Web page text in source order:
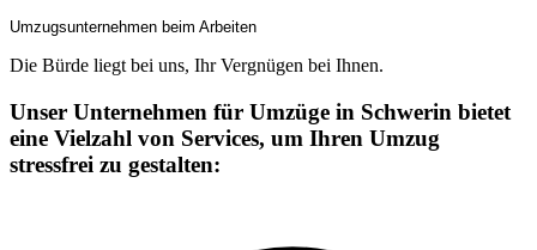
Umzugsunternehmen beim Arbeiten
Die Bürde liegt bei uns, Ihr Vergnügen bei Ihnen.
Unser Unternehmen für Umzüge in Schwerin bietet
eine Vielzahl von Services, um Ihren Umzug
stressfrei zu gestalten: